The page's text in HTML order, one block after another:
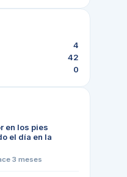
4
42
0
en los pies
el día en la
3 meses